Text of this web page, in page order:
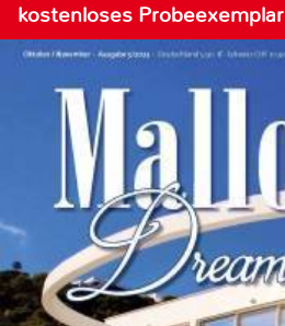
kostenloses Probeexemplar